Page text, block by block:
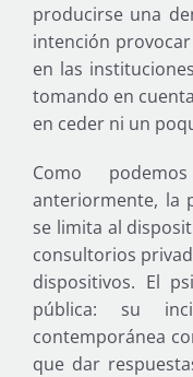
producirse una
intención
en las
tomando en
en ceder ni un
Como
anteriormente, la
se limita al
consultorios
dispositivos. El
pública: su
contemporánea
que dar